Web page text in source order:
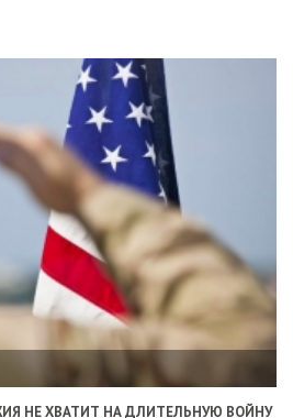
НЕ ХВАТИТ НА ДЛИТЕЛЬНУЮ ВОЙНУ